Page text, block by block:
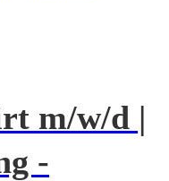
m/w/d |
-